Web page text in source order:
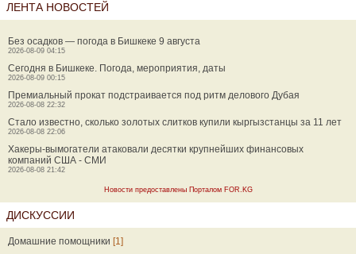
ЛЕНТА НОВОСТЕЙ
Без осадков — погода в Бишкеке 9 августа
2026-08-09 04:15
Сегодня в Бишкеке. Погода, мероприятия, даты
2026-08-09 00:15
Премиальный прокат подстраивается под ритм делового Дубая
2026-08-08 22:32
Стало известно, сколько золотых слитков купили кыргызстанцы за 11 лет
2026-08-08 22:06
Хакеры-вымогатели атаковали десятки крупнейших финансовых
компаний США - СМИ
2026-08-08 21:42
Новости предоставлены Порталом FOR.KG
ДИСКУССИИ
Домашние помощники [1]